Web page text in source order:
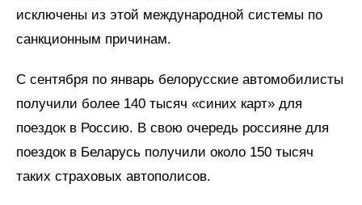
исключены из этой международной системы по
санкционным причинам.
С сентября по январь белорусские автомобилисты
получили более 140 тысяч «синих карт» для
поездок в Россию. В свою очередь россияне для
поездок в Беларусь получили около 150 тысяч
таких страховых автополисов.